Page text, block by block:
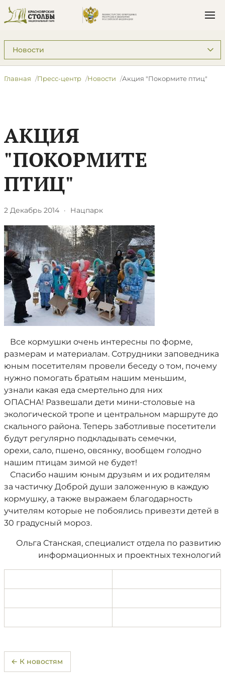
Подразделы: Пресс-центр
Главная Пресс-центр Новости Акция "Покормите птиц"
АКЦИЯ
"ПОКОРМИТЕ
ПТИЦ"
2 Декабрь 2014 · Нацпарк
Все кормушки очень интересны по форме,
размерам и материалам. Сотрудники заповедника
юным посетителям провели беседу о том, почему
нужно помогать братьям нашим меньшим,
узнали какая еда смертельно для них
ОПАСНА! Развешали дети мини-столовые на
экологической тропе и центральном маршруте до
скального района. Теперь заботливые посетители
будут регулярно подкладывать семечки,
орехи, сало, пшено, овсянку, вообщем голодно
нашим птицам зимой не будет!
Спасибо нашим юным друзьям и их родителям
за частичку Доброй души заложенную в каждую
кормушку, а также выражаем благодарность
учителям которые не побоялись привезти детей в
30 градусный мороз.
Ольга Станская, специалист отдела по развитию
информационных и проектных технологий
← К новостям